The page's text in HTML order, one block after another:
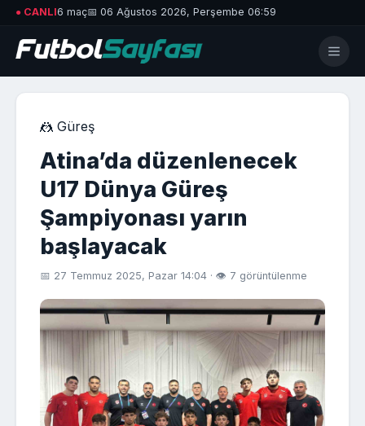
● CANLI6 maç📅 06 Ağustos 2026, Perşembe 06:59
🤼 Güreş
Atina’da düzenlenecek
U17 Dünya Güreş
Şampiyonası yarın
başlayacak
📅 27 Temmuz 2025, Pazar 14:04 · 👁 7 görüntülenme